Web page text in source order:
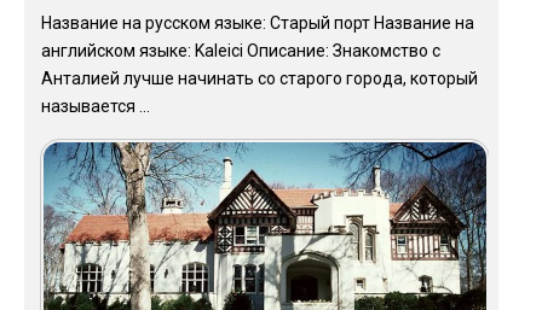
Название на русском языке: Старый порт Название на
английском языке: Kaleici Описание: Знакомство с
Анталией лучше начинать со старого города, который
называется ...